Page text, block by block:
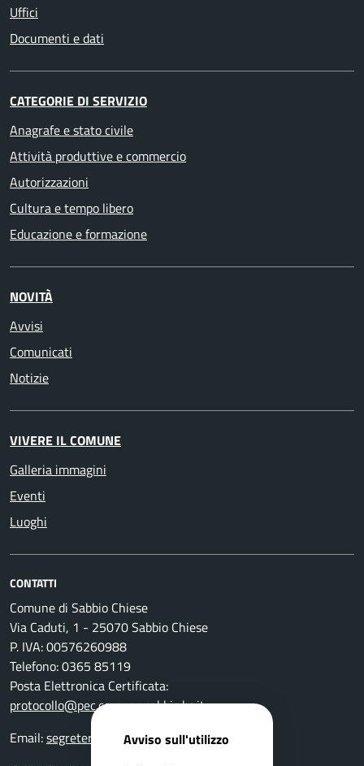
Uffici
Documenti e dati
CATEGORIE DI SERVIZIO
Anagrafe e stato civile
Attività produttive e commercio
Autorizzazioni
Cultura e tempo libero
Educazione e formazione
NOVITÀ
Avvisi
Comunicati
Notizie
VIVERE IL COMUNE
Galleria immagini
Eventi
Luoghi
CONTATTI
Comune di Sabbio Chiese
Via Caduti, 1 - 25070 Sabbio Chiese
P. IVA: 00576260988
Telefono: 0365 85119
Posta Elettronica Certificata:
protocollo@pec.comune.sabbio.bs.it
Email:segreteria@comune.sabbio.bs.it
Avviso sull'utilizzo